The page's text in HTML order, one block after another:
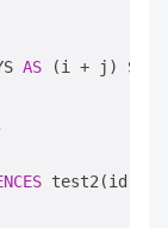
AS (i + j)
test2(id)